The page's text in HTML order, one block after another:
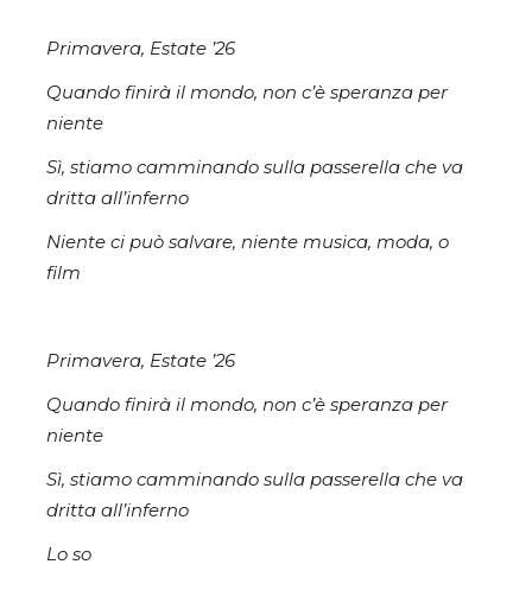
Primavera, Estate ’26
Quando finirà il mondo, non c’è speranza per
niente
Sì, stiamo camminando sulla passerella che va
dritta all’inferno
Niente ci può salvare, niente musica, moda, o
film
Primavera, Estate ’26
Quando finirà il mondo, non c’è speranza per
niente
Sì, stiamo camminando sulla passerella che va
dritta all’inferno
Lo so